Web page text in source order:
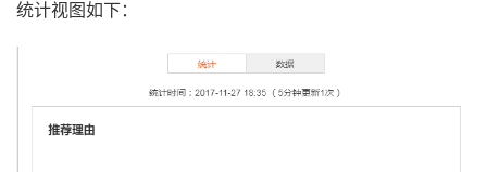
统计视图如下：